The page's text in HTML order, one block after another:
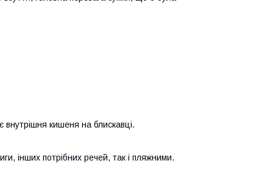
внутрішня кишеня на блискавці.
інших потрібних речей, так і пляжними.